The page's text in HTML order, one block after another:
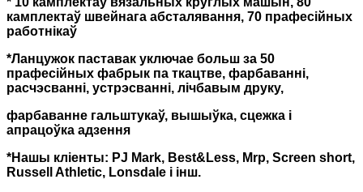
камплектаў швейнага абсталявання, 70 прафесійных
работнікаў
*Ланцужок паставак уключае больш за 50
прафесійных фабрык па ткацтве, фарбаванні,
расчэсванні, устрэсванні, лічбавым друку,
фарбаванне гальштукаў, вышыўка, сцежка і
апрацоўка адзення
*Нашы кліенты: PJ Mark, Best&Less, Mrp, Screen short,
Russell Athletic, Lonsdale і інш.